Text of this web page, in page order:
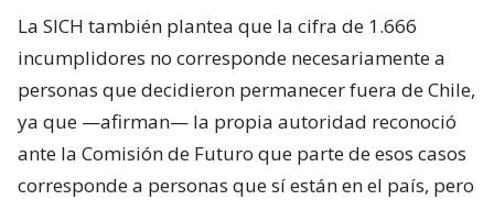
La SICH también plantea que la cifra de 1.666
incumplidores no corresponde necesariamente a
personas que decidieron permanecer fuera de Chile,
ya que —afirman— la propia autoridad reconoció
ante la Comisión de Futuro que parte de esos casos
corresponde a personas que sí están en el país, pero